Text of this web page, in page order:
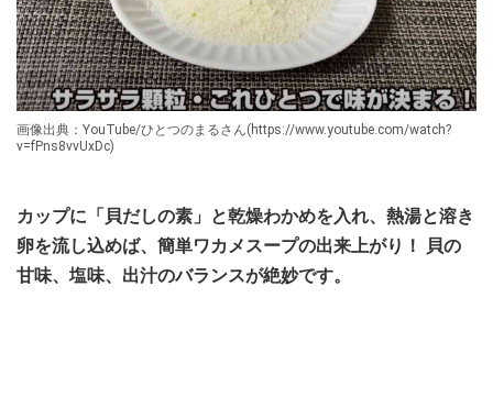
画像出典：YouTube/ひとつのまるさん(https://www.youtube.com/watch?
v=fPns8vvUxDc)
カップに「貝だしの素」と乾燥わかめを入れ、熱湯と溶き
卵を流し込めば、簡単ワカメスープの出来上がり！ 貝の
甘味、塩味、出汁のバランスが絶妙です。